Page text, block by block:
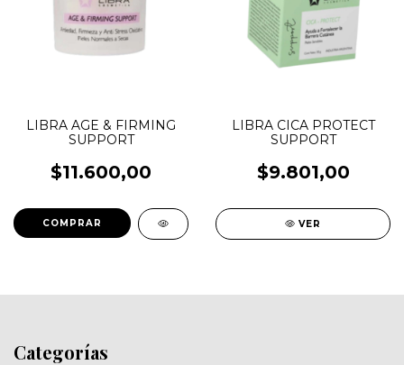
LIBRA AGE & FIRMING
SUPPORT
$11.600,00
COMPRAR
LIBRA CICA PROTECT
SUPPORT
$9.801,00
VER
Categorías